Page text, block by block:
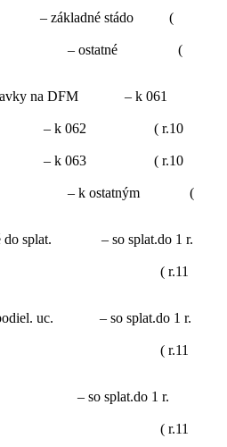
stádo (
) – ostatné (
na DFM – k 061
062 ( r.10
063 ( r.10
) – k ostatným (
do splat. – so splat.do 1 r.
( r.11
v podiel. uc. – so splat.do 1 r.
( r.11
– so splat.do 1 r.
( r.11